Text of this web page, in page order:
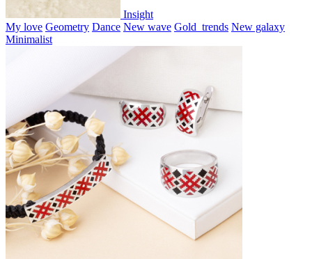
Insight
My love Geometry Dance New wave Gold_trends New galaxy
Minimalist